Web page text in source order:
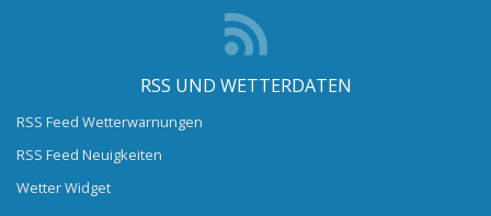
RSS UND WETTERDATEN
RSS Feed Wetterwarnungen
RSS Feed Neuigkeiten
Wetter Widget